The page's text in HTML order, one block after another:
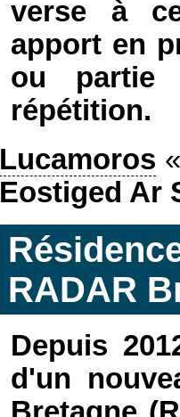
verse à
apport en
ou partie
répétition.
Lucamoros
Eostiged Ar
RADAR
Depuis
d'un